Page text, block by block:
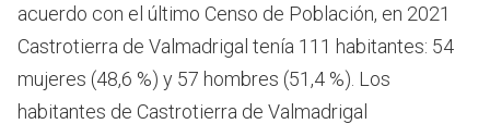
acuerdo con el último Censo de Población, en 2021
Castrotierra de Valmadrigal tenía 111 habitantes: 54
mujeres (48,6 %) y 57 hombres (51,4 %). Los
habitantes de Castrotierra de Valmadrigal